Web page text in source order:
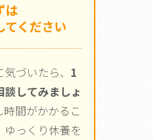
は
てください
づいたら、 1
してみましょ
間がかかるこ
ゆっくり休養を